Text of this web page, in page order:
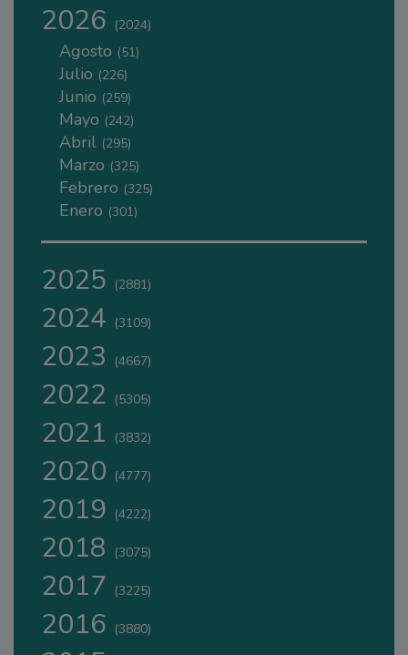
2026 (2024)
Agosto (51)
Julio (226)
Junio (259)
Mayo (242)
Abril (295)
Marzo (325)
Febrero (325)
Enero (301)
2025 (2881)
2024 (3109)
2023 (4667)
2022 (5305)
2021 (3832)
2020 (4777)
2019 (4222)
2018 (3075)
2017 (3225)
2016 (3880)